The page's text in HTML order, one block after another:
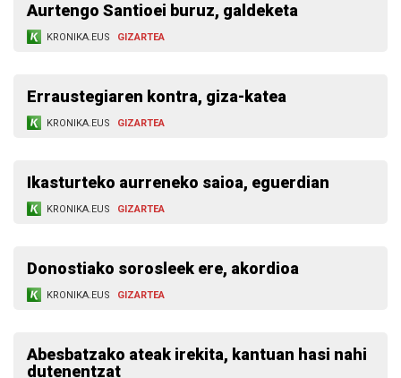
Aurtengo Santioei buruz, galdeketa
KRONIKA.EUS GIZARTEA
Erraustegiaren kontra, giza-katea
KRONIKA.EUS GIZARTEA
Ikasturteko aurreneko saioa, eguerdian
KRONIKA.EUS GIZARTEA
Donostiako sorosleek ere, akordioa
KRONIKA.EUS GIZARTEA
Abesbatzako ateak irekita, kantuan hasi nahi
dutenentzat